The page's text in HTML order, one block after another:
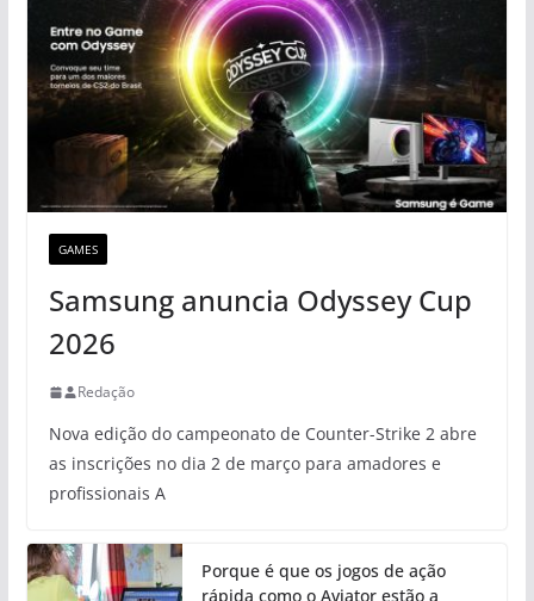
GAMES
Samsung anuncia Odyssey Cup
2026
Redação
Nova edição do campeonato de Counter-Strike 2 abre
as inscrições no dia 2 de março para amadores e
profissionais A
Porque é que os jogos de ação
rápida como o Aviator estão a